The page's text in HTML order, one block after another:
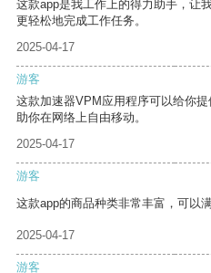
这款app是我工作上的得力助手，让
更轻松地完成工作任务。
2025-04-17
游客
这款加速器VPM应用程序可以给你
助你在网络上自由移动。
2025-04-17
游客
这款app的商品种类非常丰富，可以
2025-04-17
游客